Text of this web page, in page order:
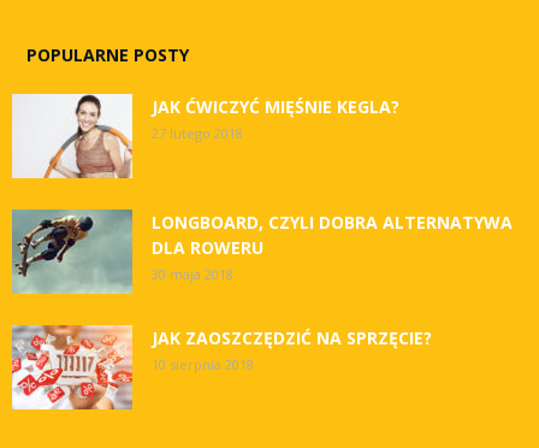
POPULARNE POSTY
JAK ĆWICZYĆ MIĘŚNIE KEGLA?
27 lutego 2018
LONGBOARD, CZYLI DOBRA ALTERNATYWA
DLA ROWERU
30 maja 2018
JAK ZAOSZCZĘDZIĆ NA SPRZĘCIE?
10 sierpnia 2018